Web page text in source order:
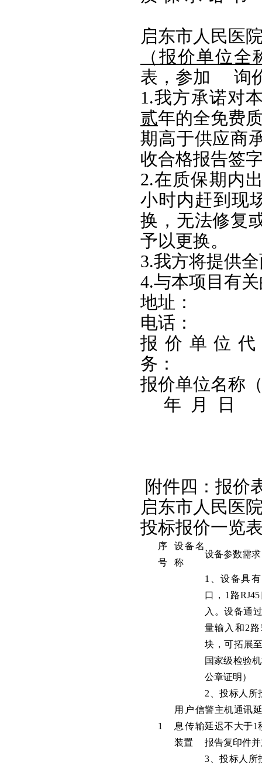
启东市人民医
（报价单位全
表，参加 询
1.我方承诺对
贰年的全免费
期高于供应商
收合格报告签
2.在质保期内
小时内赶到现
换，无法修复
予以更换。
3.我方将提供
4.与本项目有
地
电
报价
务
报价单位
年 月 日
附件四：报价
启东市人民医
投标报价一览
序
号
设备名
称
设备参数需求
1
用户信
息传输
装置
1、设备具
口，1路
入。设备通
量输入和2
块，可拓展
国家级检验
公章证明）
2、投标人所
警主机通讯
延迟不大于1
报告复印件
3、投标人所